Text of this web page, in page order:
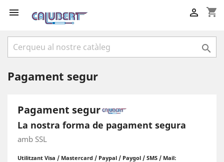
 shopping_cart


Pagament segur
Pagament segur
La nostra forma de pagament segura
amb SSL
Utilitzant Visa / Mastercard / Paypal / Paygol / SMS / Mail: